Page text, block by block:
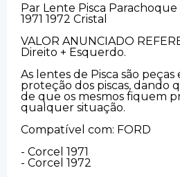
Par Lente Pisca Parachoque
1971 1972 Cristal
VALOR ANUNCIADO
Direito + Esquerdo.
As lentes de Pisca são peças
proteção dos piscas, dando
de que os mesmos fiquem
qualquer situação.
Compatível com: FORD
- Corcel 1971
- Corcel 1972